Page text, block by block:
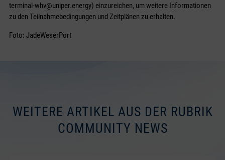
terminal-whv@uniper.energy) einzureichen, um weitere Informationen
zu den Teilnahmebedingungen und Zeitplänen zu erhalten.
Foto: JadeWeserPort
WEITERE ARTIKEL AUS DER RUBRIK
COMMUNITY NEWS